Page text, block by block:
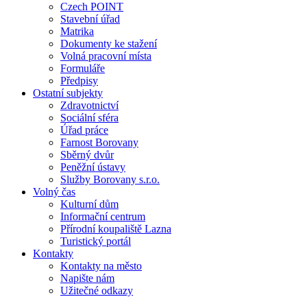
Czech POINT
Stavební úřad
Matrika
Dokumenty ke stažení
Volná pracovní místa
Formuláře
Předpisy
Ostatní subjekty
Zdravotnictví
Sociální sféra
Úřad práce
Farnost Borovany
Sběrný dvůr
Peněžní ústavy
Služby Borovany s.r.o.
Volný čas
Kulturní dům
Informační centrum
Přírodní koupaliště Lazna
Turistický portál
Kontakty
Kontakty na město
Napište nám
Užitečné odkazy